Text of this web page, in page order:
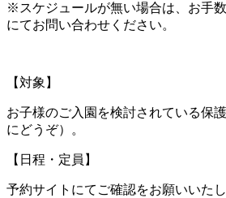
※スケジュールが無い場合は、お手
にてお問い合わせください。
【対象】
お子様のご入園を検討されている保
にどうぞ）。
【日程・定員】
予約サイトにてご確認をお願いいたし